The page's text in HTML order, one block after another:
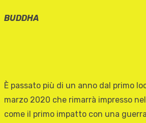
BUDDHA
È passato più di un anno dal primo
marzo 2020 che rimarrà impresso
come il primo impatto con una